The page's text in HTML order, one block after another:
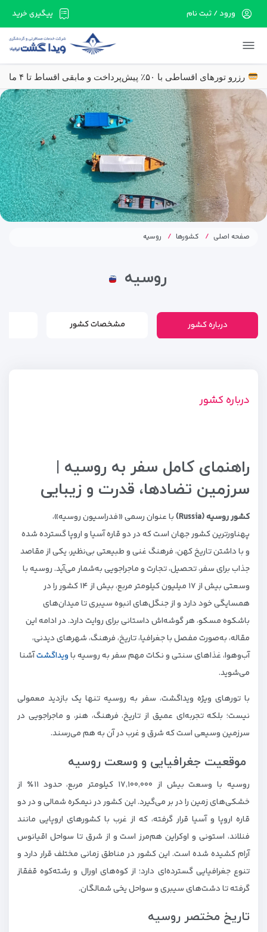
در حال حاضر ارتباط با سرور قطع می باشد لطفا
رزرو تورهای اقساطی با ۵۰٪ پیش‌پرداخت و مابقی اقساط تا ۴ ماه
پیگیری خرید ورود / ثبت نام
صفحه اصلی کشورها روسیه
روسیه
درباره کشور مشخصات کشور
درباره کشور
راهنمای کامل سفر به روسیه |
سرزمین تضادها، قدرت و زیبایی
کشور روسیه (Russia)
با عنوان رسمی «فدراسیون روسیه»،
پهناورترین کشور جهان است که در دو قاره آسیا و اروپا گسترده شده
و با داشتن تاریخ کهن، فرهنگ غنی و طبیعتی بی‌نظیر، یکی از مقاصد
جذاب برای سفر، تحصیل، تجارت و ماجراجویی به‌شمار می‌آید. روسیه با
وسعتی بیش از ۱۷ میلیون کیلومتر مربع، بیش از ۱۴ کشور را در
همسایگی خود دارد و از جنگل‌های انبوه سیبری تا میدان‌های
باشکوه مسکو، هر گوشه‌اش داستانی برای روایت دارد. در ادامه این
مقاله، به‌صورت مفصل با جغرافیا، تاریخ، فرهنگ، شهرهای دیدنی،
آب‌وهوا، غذاهای سنتی و نکات مهم سفر به روسیه باویداگشتآشنا
می‌شوید.
با تورهای ویژه ویداگشت، سفر به روسیه تنها یک بازدید معمولی
نیست؛ بلکه تجربه‌ای عمیق از تاریخ، فرهنگ، هنر، و ماجراجویی در
سرزمین وسیعی است که شرق و غرب در آن به هم می‌رسند.
موقعیت جغرافیایی و وسعت روسیه
روسیه با وسعت بیش از ۱۷٬۱۰۰٬۰۰۰ کیلومتر مربع، حدود ۱۱٪ از
خشکی‌های زمین را در بر می‌گیرد. این کشور در نیمکره شمالی و در دو
قاره اروپا و آسیا قرار گرفته، که از غرب با کشورهای اروپایی مانند
فنلاند، استونی و اوکراین هم‌مرز است و از شرق تا سواحل اقیانوس
آرام کشیده شده است. این کشور در مناطق زمانی مختلف قرار دارد و
تنوع جغرافیایی گسترده‌ای دارد؛ از کوه‌های اورال و رشته‌کوه قفقاز
گرفته تا دشت‌های سیبری و سواحل یخی شمالگان.
تاریخ مختصر روسیه